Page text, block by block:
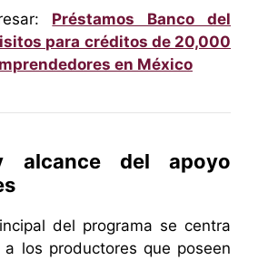
Préstamos Banco del
para créditos de 20,000
en México
alcance del apoyo
del programa se centra
los productores que poseen